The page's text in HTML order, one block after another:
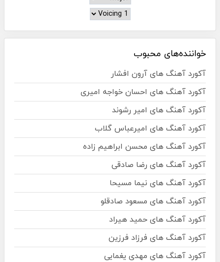
خواننده‌های محبوب
آکورد آهنگ های آرون افشار
آکورد آهنگ های احسان خواجه امیری
آکورد آهنگ های امیر رشوند
آکورد آهنگ های امیرعباس گلاب
آکورد آهنگ های محسن ابراهیم زاده
آکورد آهنگ های رضا صادقی
آکورد آهنگ های نیما مسیحا
آکورد آهنگ های مسعود صادقلو
آکورد آهنگ های حمید هیراد
آکورد آهنگ های فرزاد فرزین
آکورد آهنگ های مهدی یغمایی